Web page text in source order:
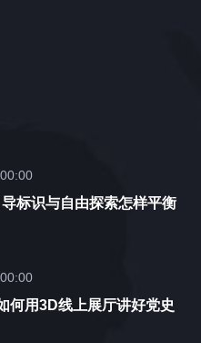
标识与自由探索怎样平衡
何用3D线上展厅讲好党史